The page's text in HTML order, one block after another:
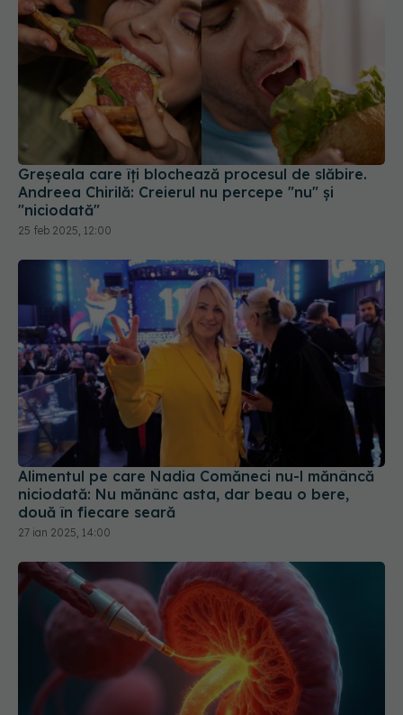
Greșeala care îți blochează procesul de slăbire.
Andreea Chirilă: Creierul nu percepe "nu" și
"niciodată"
25 feb 2025, 12:00
Alimentul pe care Nadia Comăneci nu-l mănâncă
niciodată: Nu mănânc asta, dar beau o bere,
două în fiecare seară
27 ian 2025, 14:00
10 alimente care scad glicemia în mod natural. Un
fruct banal ține diabetul sub control